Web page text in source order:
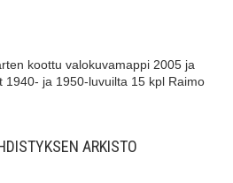
koottu valokuvamappi 2005 ja
1940- ja 1950-luvuilta 15 kpl Raimo
ARKISTO